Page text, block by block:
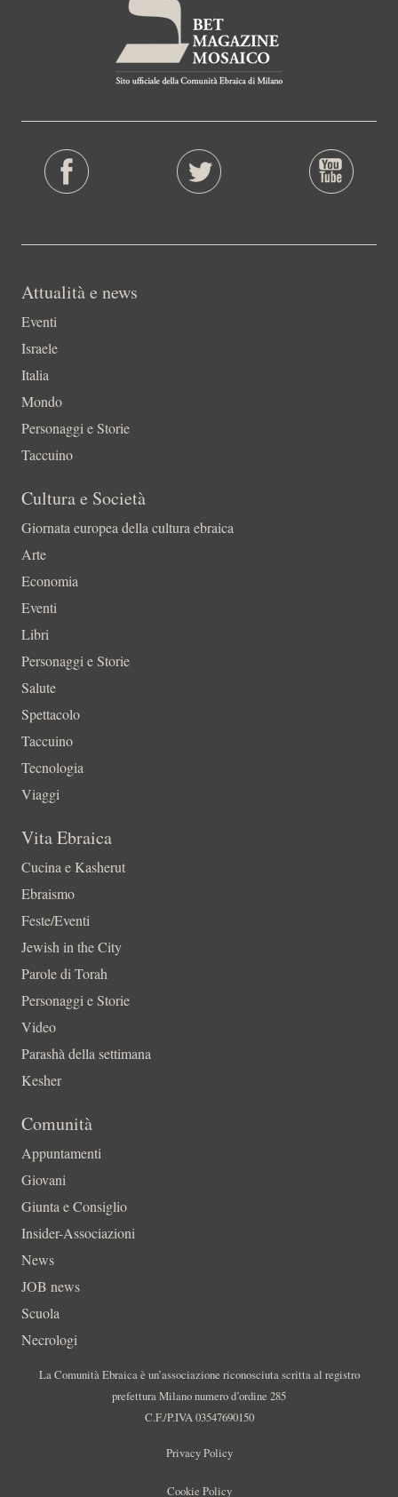
Attualità e news
Eventi
Israele
Italia
Mondo
Personaggi e Storie
Taccuino
Cultura e Società
Giornata europea della cultura ebraica
Arte
Economia
Eventi
Libri
Personaggi e Storie
Salute
Spettacolo
Taccuino
Tecnologia
Viaggi
Vita Ebraica
Cucina e Kasherut
Ebraismo
Feste/Eventi
Jewish in the City
Parole di Torah
Personaggi e Storie
Video
Parashà della settimana
Kesher
Comunità
Appuntamenti
Giovani
Giunta e Consiglio
Insider-Associazioni
News
JOB news
Scuola
Necrologi
La Comunità Ebraica è un’associazione riconosciuta scritta al registro
prefettura Milano numero d’ordine 285
C.F./P.IVA 03547690150
Privacy Policy
Cookie Policy